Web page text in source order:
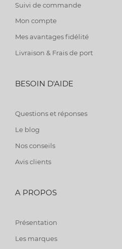
Suivi de commande
Mon compte
Mes avantages fidélité
Livraison & Frais de port
BESOIN D'AIDE
Questions et réponses
Le blog
Nos conseils
Avis clients
A PROPOS
Présentation
Les marques